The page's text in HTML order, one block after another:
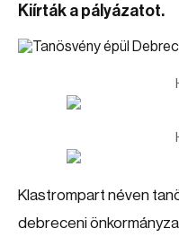
Kiírták a pályázatot.
Klastrompart néven
debreceni